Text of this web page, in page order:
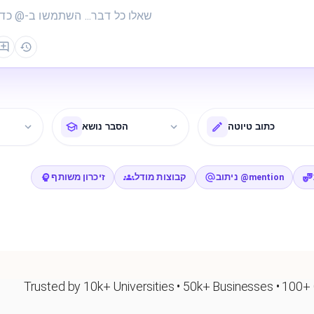
הסבר נושא כתוב טיוטה
זיכרון משותף קבוצות מודל ניתוב @mention
Trusted by 10k+ Universities • 50k+ Businesses • 100+